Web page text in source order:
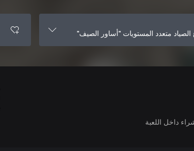
متعدد المستويات "أساور الصيف"
داخل اللعبة